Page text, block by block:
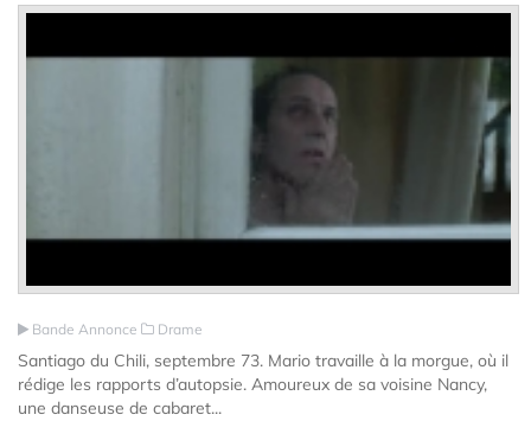
Bande Annonce Drame
Santiago du Chili, septembre 73. Mario travaille à la morgue, où il
rédige les rapports d’autopsie. Amoureux de sa voisine Nancy,
une danseuse de cabaret...